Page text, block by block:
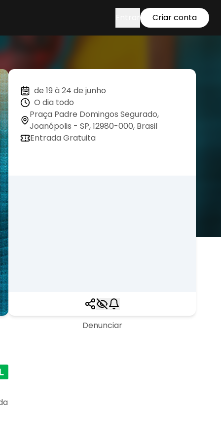
Criar conta
de 19 à 24 de junho
O dia todo
Praça Padre Domingos Segurado,
Joanópolis - SP, 12980-000, Brasil
Entrada Gratuita
Denunciar